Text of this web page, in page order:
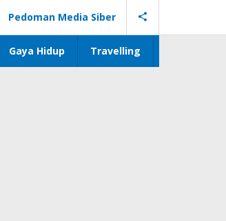
Pedoman Media Siber
Gaya Hidup Travelling